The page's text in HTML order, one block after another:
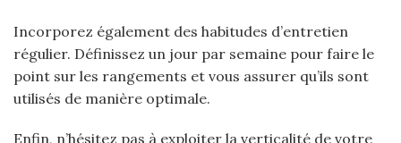
Incorporez également des habitudes d’entretien
régulier. Définissez un jour par semaine pour faire le
point sur les rangements et vous assurer qu’ils sont
utilisés de manière optimale.
Enfin, n’hésitez pas à exploiter la verticalité de votre